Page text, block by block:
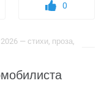
0
— стихи, проза,